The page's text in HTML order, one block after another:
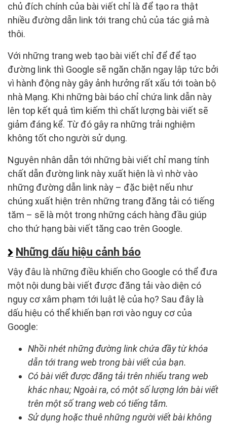
chủ đích chính của bài viết chỉ là để tạo ra thật
nhiều đường dẫn link tới trang chủ của tác giả mà
thôi.
Với những trang web tạo bài viết chỉ để để tạo
đường link thì Google sẽ ngăn chặn ngay lập tức bởi
vì hành động này gây ảnh hưởng rất xấu tới toàn bộ
nhà Mạng. Khi những bài báo chỉ chứa link dẫn này
lên top kết quả tìm kiếm thì chất lượng bài viết sẽ
giảm đáng kể. Từ đó gây ra những trải nghiệm
không tốt cho người sử dụng.
Nguyên nhân dẫn tới những bài viết chỉ mang tính
chất dẫn đường link này xuất hiện là vì nhờ vào
những đường dẫn link này – đặc biệt nếu như
chúng xuất hiện trên những trang đăng tải có tiếng
tăm – sẽ là một trong những cách hàng đầu giúp
cho thứ hạng bài viết tăng cao trên Google.
Những dấu hiệu cảnh báo
Vậy đâu là những điều khiến cho Google có thể đưa
một nội dung bài viết được đăng tải vào diện có
nguy cơ xâm phạm tới luật lệ của họ? Sau đây là
dấu hiệu có thể khiến bạn rơi vào nguy cơ của
Google:
Nhồi nhét những đường link chứa đầy từ khóa
dẫn tới trang web trong bài viết của bạn.
Có bài viết được đăng tải trên nhiểu trang web
khác nhau; Ngoài ra, có một số lượng lớn bài viết
trên một số trang web có tiếng tăm.
Sử dụng hoặc thuê những người viết bài không